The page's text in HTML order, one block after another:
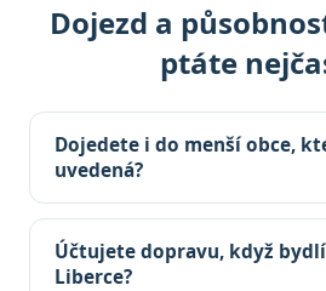
Dojezd a
ptáte
Dojedete i do menší obce,
uvedená?
Účtujete dopravu, když
Liberce?